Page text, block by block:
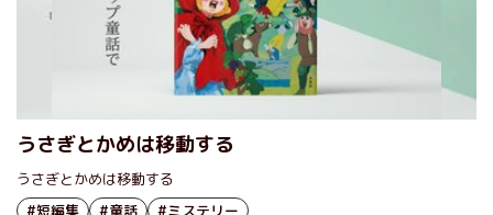
うさぎとかめは移動する
うさぎとかめは移動する
#短編集
#童話 #ミステリー